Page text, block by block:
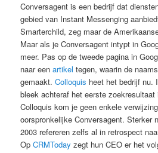
Conversagent is een bedrijf dat
gebied van Instant Messenging
Smarterchild, zeg maar de
Maar als je Conversagent intypt in
meer. Pas op de tweede pagina in
naar eenartikel tegen, waarin de
gemaakt.Colloquis heet het bedrijf nu.
bleek achteraf het eerste
Colloquis kom je geen enkele
oorspronkelijke Conversagent. Sterker
2003 refereren zelfs al in retrospect
OpCRMToday zegt hun CEO er het